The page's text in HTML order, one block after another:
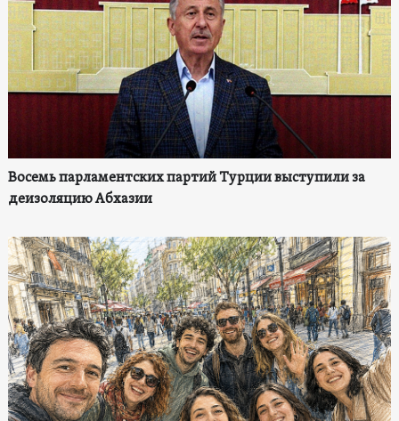
Восемь парламентских партий Турции выступили за
деизоляцию Абхазии